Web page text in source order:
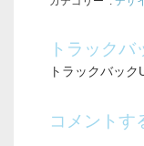
トラックバ
トラックバッ
コメントす